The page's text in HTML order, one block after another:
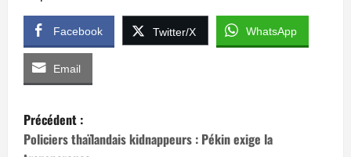
Facebook Twitter/X WhatsApp
Email
N
a
Précédent :
Policiers thaïlandais kidnappeurs : Pékin exige la